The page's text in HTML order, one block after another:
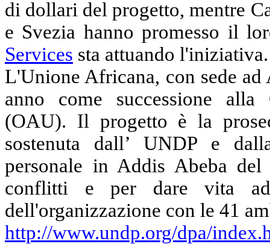
di dollari del progetto, mentre
e Svezia hanno promesso il
Services sta attuando l'iniziativa.
L'Unione Africana, con sede
anno come successione
(OAU). Il progetto è la
sostenuta dall’ UNDP e
personale in Addis Abeba
conflitti e per dare vita
dell'organizzazione con le 41
http://www.undp.org/dpa/